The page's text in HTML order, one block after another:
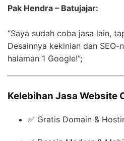
Pak Hendra – Batujajar:
“Saya sudah coba jasa lain,
Desainnya kekinian dan SEO-
halaman 1 Google!”;
Kelebihan Jasa Website
✅ Gratis Domain &